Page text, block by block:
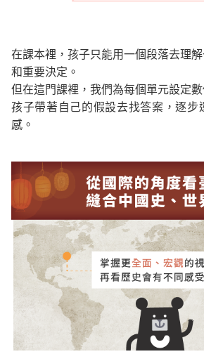
在課本裡，孩子只能用一個段落去理
和重要決定。
但在這門課裡，我們為每個單元設定
孩子帶著自己的假設去找答案，逐步
感。